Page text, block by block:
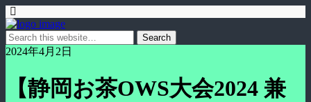
2024年4月2日
【静岡お茶OWS大会2024 兼